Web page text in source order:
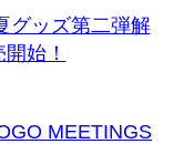
グッズ第二弾解
始！
MEETINGS